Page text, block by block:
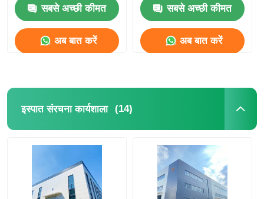
सबसे अच्छी कीमत
अब बात करें
सबसे अच्छी कीमत
अब बात करें
इस्पात संरचना कार्यशाला (14)